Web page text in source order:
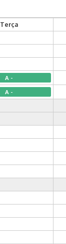
Terça
A -
A -